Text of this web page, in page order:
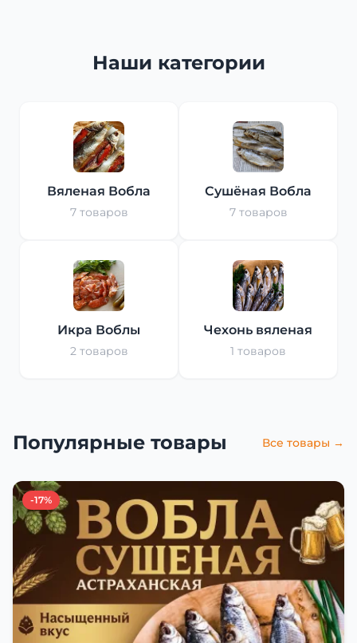
Наши категории
Вяленая Вобла
7 товаров
Сушёная Вобла
7 товаров
Икра Воблы
2 товаров
Чехонь вяленая
1 товаров
Популярные товары Все товары →
-17%